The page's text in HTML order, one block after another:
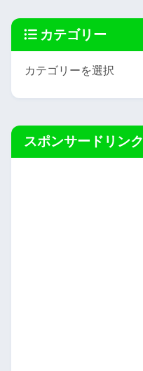
カテゴリー
スポンサードリンク